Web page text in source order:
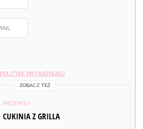
POLITYKĘ PRYWATNOŚCI
ZOBACZ TEŻ
PRZEPISY
CUKINIA Z GRILLA